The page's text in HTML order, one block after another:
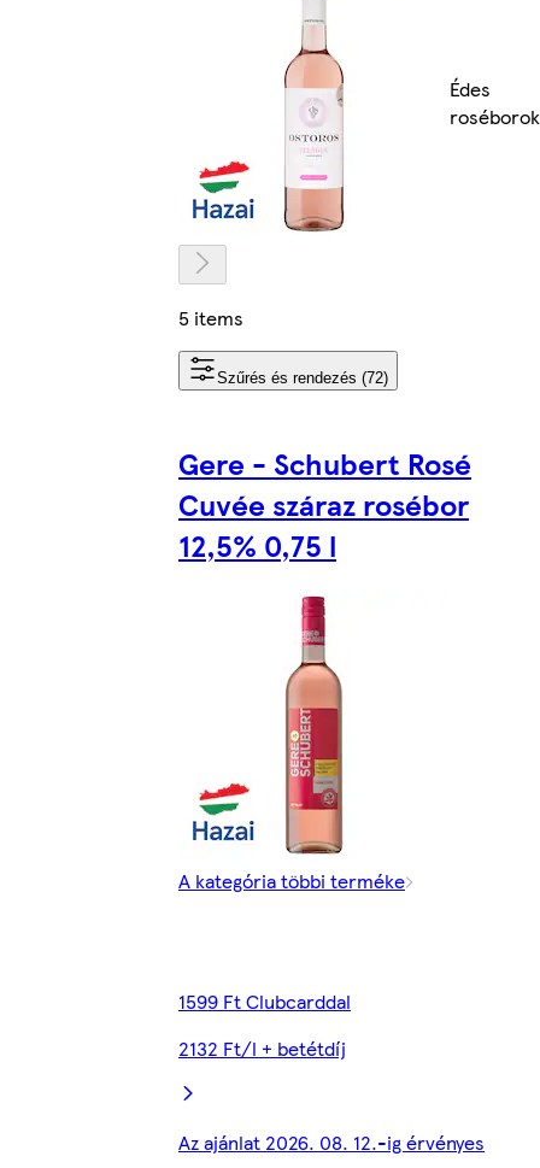
Édes
roséborok
5 items
Szűrés és rendezés (72)
Gere - Schubert Rosé
Cuvée száraz rosébor
12,5% 0,75 l
A kategória többi terméke
1599 Ft Clubcarddal
2132 Ft/l + betétdíj
Az ajánlat 2026. 08. 12.-ig érvényes